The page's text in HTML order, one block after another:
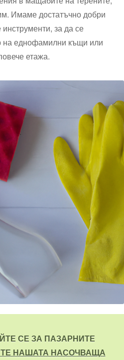
Имаме достатъчно добри
за да се
на еднофамилни къщи или
етажа.
СЕ ЗА ПАЗАРНИТЕ
НАШАТА НАСОЧВАЩА